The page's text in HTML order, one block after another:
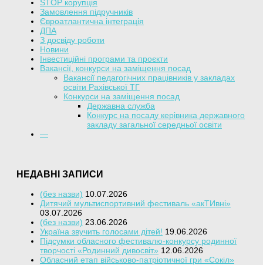
STOP корупція
Замовлення підручників
Євроатлантична інтеграція
ДПА
З досвіду роботи
Новини
Інвестиційні програми та проєкти
Вакансії, конкурси на заміщення посад
Вакансії педагогічних працівників у закладах
освіти Рахівської ТГ
Конкурси на заміщення посад
Державна служба
Конкурс на посаду керівника державного
закладу загальної середньої освіти
—
НЕДАВНІ ЗАПИСИ
(без назви) 10.07.2026
Дитячий мультиспортивний фестиваль «акТИвні»
03.07.2026
(без назви) 23.06.2026
Україна звучить голосами дітей! 19.06.2026
Підсумки обласного фестивалю-конкурсу родинної
творчості «Родинний дивосвіт» 12.06.2026
Обласний етап військово-патріотичної гри «Сокіл»